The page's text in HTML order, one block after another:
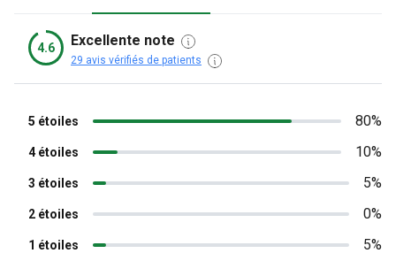
4.6 Excellente note
29 avis vérifiés de patients
1 étoiles 5%
2 étoiles 0%
3 étoiles 5%
4 étoiles 10%
5 étoiles 80%